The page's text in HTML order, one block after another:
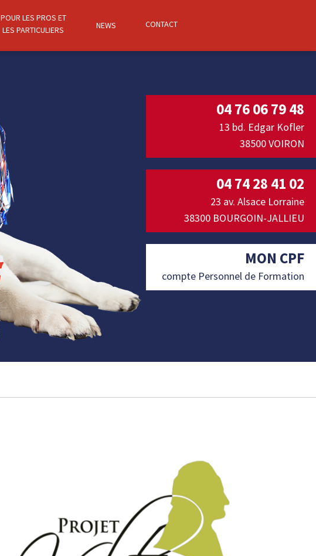
POUR LES PROS ET
LES PARTICULIERS
NEWS CONTACT
04 76 06 79 48
13 bd. Edgar Kofler
38500 VOIRON
04 74 28 41 02
23 av. Alsace Lorraine
38300 BOURGOIN-JALLIEU
MON CPF
compte Personnel de Formation